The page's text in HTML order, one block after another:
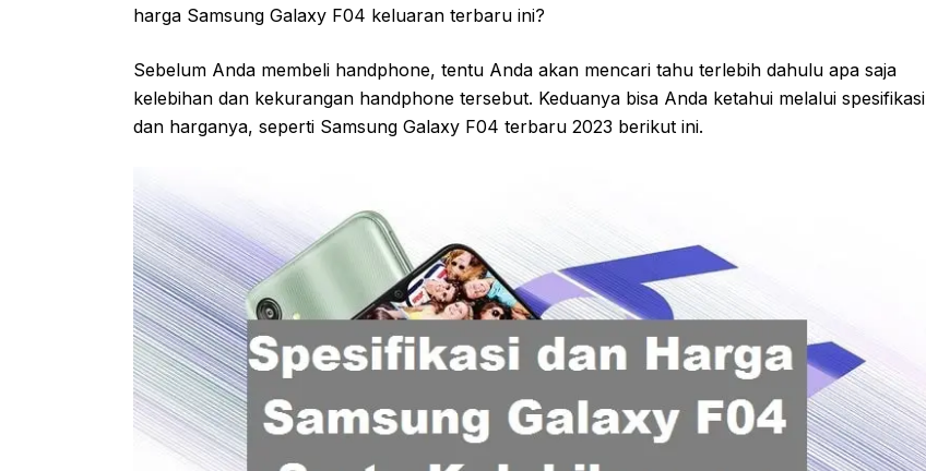
harga Samsung Galaxy F04 keluaran terbaru ini?
Sebelum Anda membeli handphone, tentu Anda akan mencari tahu terlebih dahulu apa saja
kelebihan dan kekurangan handphone tersebut. Keduanya bisa Anda ketahui melalui spesifikasi
dan harganya, seperti Samsung Galaxy F04 terbaru 2023 berikut ini.